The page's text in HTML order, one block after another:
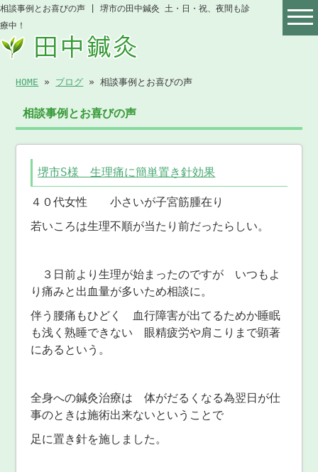
相談事例とお喜びの声 | 堺市の田中鍼灸 土・日・祝、夜間も診
療中！
HOME » ブログ » 相談事例とお喜びの声
相談事例とお喜びの声
堺市S様 生理痛に簡単置き針効果
４０代女性 小さいが子宮筋腫在り
若いころは生理不順が当たり前だったらしい。
３日前より生理が始まったのですが いつもよ
り痛みと出血量が多いため相談に。
伴う腰痛もひどく 血行障害が出てるためか睡眠
も浅く熟睡できない 眼精疲労や肩こりまで顕著
にあるという。
全身への鍼灸治療は 体がだるくなる為翌日が仕
事のときは施術出来ないということで
足に置き針を施しました。